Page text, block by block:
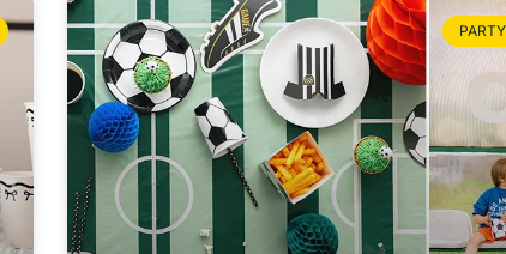
PARTY